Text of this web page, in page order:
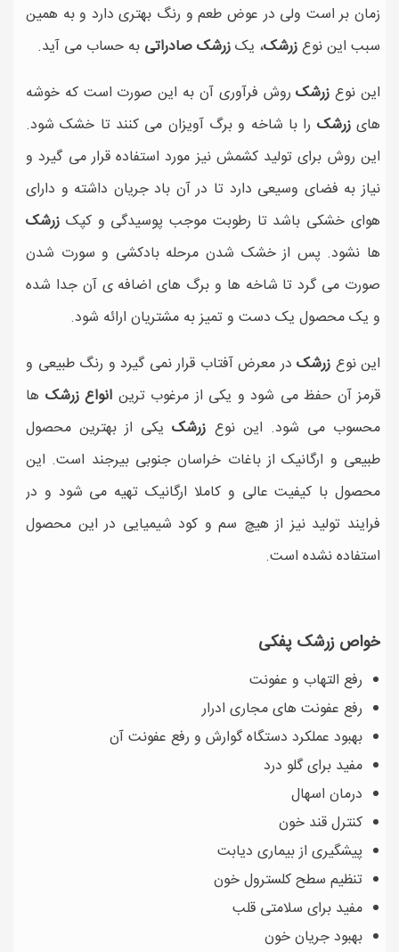
زمان بر است ولی در عوض طعم و رنگ بهتری دارد و به همین
سبب این نوعزرشک، یکزرشک صادراتی به حساب می آید.
این نوعزرشکروش فرآوری آن به این صورت است که خوشه
هایزرشک را با شاخه و برگ آویزان می کنند تا خشک شود.
این روش برای تولید کشمش نیز مورد استفاده قرار می گیرد و
نیاز به فضای وسیعی دارد تا در آن باد جریان داشته و دارای
هوای خشکی باشد تا رطوبت موجب پوسیدگی و کپک زرشک
ها نشود. پس از خشک شدن مرحله بادکشی و سورت شدن
صورت می گرد تا شاخه ها و برگ های اضافه ی آن جدا شده
و یک محصول یک دست و تمیز به مشتریان ارائه شود.
این نوع زرشک در معرض آفتاب قرار نمی گیرد و رنگ طبیعی و
قرمز آن حفظ می شود و یکی از مرغوب ترین انواع زرشک ها
محسوب می شود. این نوع زرشکیکی از بهترین محصول
طبیعی و ارگانیک از باغات خراسان جنوبی بیرجند است. این
محصول با کیفیت عالی و کاملا ارگانیک تهیه می شود و در
فرایند تولید نیز از هیچ سم و کود شیمیایی در این محصول
استفاده نشده است.
خواص زرشک پفکی
رفع التهاب و عفونت
رفع عفونت های مجاری ادرار
بهبود عملکرد دستگاه گوارش و رفع عفونت آن
مفید برای گلو درد
درمان اسهال
کنترل قند خون
پیشگیری از بیماری دیابت
تنظیم سطح کلسترول خون
مفید برای سلامتی قلب
بهبود جریان خون